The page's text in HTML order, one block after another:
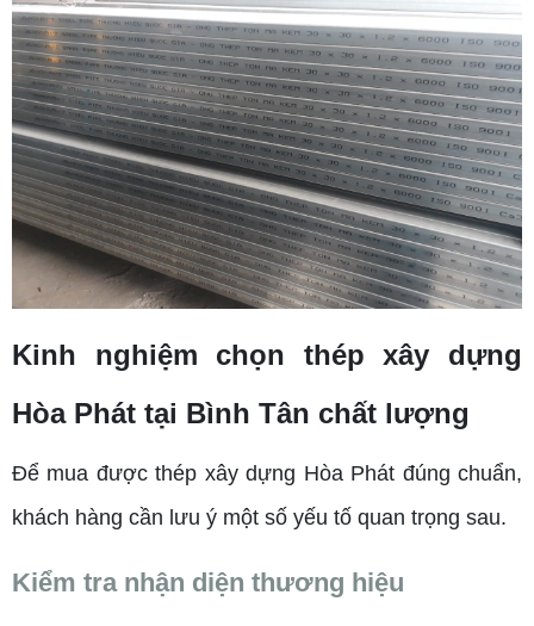
Kinh nghiệm chọn thép xây dựng
Hòa Phát tại Bình Tân chất lượng
Để mua được thép xây dựng Hòa Phát đúng chuẩn,
khách hàng cần lưu ý một số yếu tố quan trọng sau.
Kiểm tra nhận diện thương hiệu